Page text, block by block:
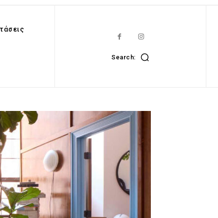
Search: